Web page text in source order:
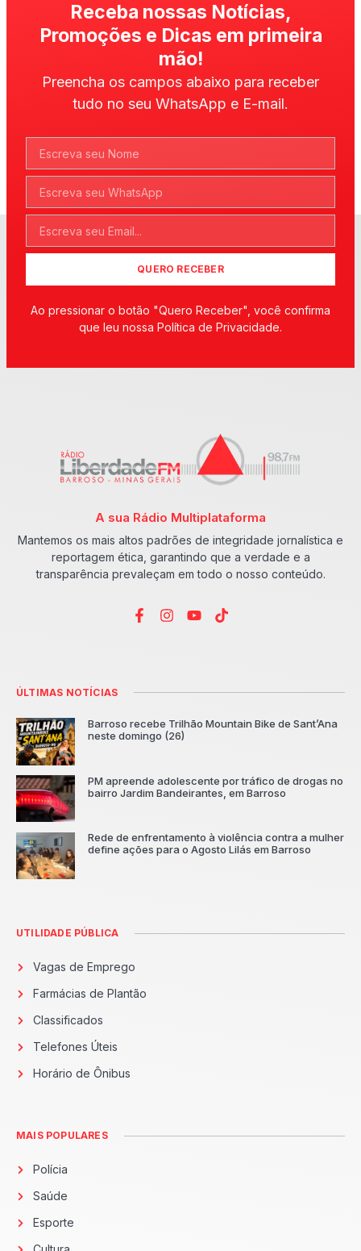
Receba nossas Notícias,
Promoções e Dicas em primeira
mão!
Preencha os campos abaixo para receber
tudo no seu WhatsApp e E-mail.
QUERO RECEBER
Ao pressionar o botão "Quero Receber", você confirma
que leu nossa Política de Privacidade.
A sua Rádio Multiplataforma
Mantemos os mais altos padrões de integridade jornalística e
reportagem ética, garantindo que a verdade e a
transparência prevaleçam em todo o nosso conteúdo.
ÚLTIMAS NOTÍCIAS
Barroso recebe Trilhão Mountain Bike de Sant’Ana
neste domingo (26)
PM apreende adolescente por tráfico de drogas no
bairro Jardim Bandeirantes, em Barroso
Rede de enfrentamento à violência contra a mulher
define ações para o Agosto Lilás em Barroso
UTILIDADE PÚBLICA
Vagas de Emprego
Farmácias de Plantão
Classificados
Telefones Úteis
Horário de Ônibus
MAIS POPULARES
Polícia
Saúde
Esporte